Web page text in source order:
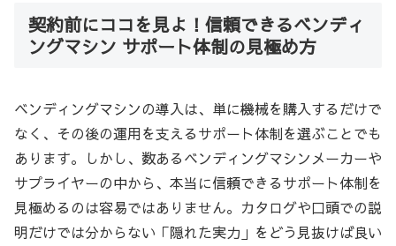
契約前にココを見よ！信頼できるベンディ
ングマシン サポート体制の見極め方
ベンディングマシンの導入は、単に機械を購入するだけで
なく、その後の運用を支えるサポート体制を選ぶことでも
あります。しかし、数あるベンディングマシンメーカーや
サプライヤーの中から、本当に信頼できるサポート体制を
見極めるのは容易ではありません。カタログや口頭での説
明だけでは分からない「隠れた実力」をどう見抜けば良い